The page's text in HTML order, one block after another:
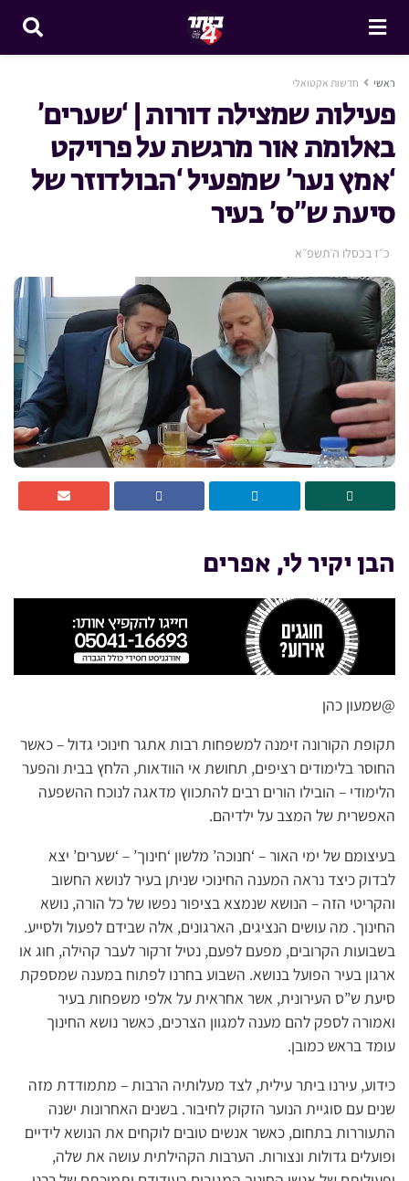
ראשי חדשות אקטואלי
פעילות שמצילה דורות | ‘שערים’
באלומת אור מרגשת על פרויקט
‘אמץ נער’ שמפעיל ‘הבולדוזר של
סיעת ש”ס’ בעיר
כ״ז בכסלו ה׳תשפ״א
הבן יקיר לי, אפרים
@שמעון כהן
תקופת הקורונה זימנה למשפחות רבות אתגר חינוכי גדול – כאשר
החוסר בלימודים רציפים, תחושת אי הוודאות, הלחץ בבית והפער
הלימודי – הובילו הורים רבים להתכווץ מדאגה לנוכח ההשפעה
האפשרית של המצב על ילדיהם.
בעיצומם של ימי האור – ‘חנוכה’ מלשון ‘חינוך’ – ‘שערים’ יצא
לבדוק כיצד נראה המענה החינוכי שניתן בעיר לנושא החשוב
והקריטי הזה – הנושא שנמצא בציפור נפשו של כל הורה, נושא
החינוך. מה עושים הנציגים, הארגונים, אלה שבידם לפעול ולסייע.
בשבועות הקרובים, מפעם לפעם, נטיל זרקור לעבר קהילה, חוג או
ארגון בעיר הפועל בנושא. השבוע בחרנו לפתוח במענה שמספקת
סיעת ש”ס העירונית, אשר אחראית על אלפי משפחות בעיר
ואמורה לספק להם מענה למגוון הצרכים, כאשר נושא החינוך
עומד בראש כמובן.
כידוע, עירנו ביתר עילית, לצד מעלותיה הרבות – מתמודדת מזה
שנים עם סוגיית הנוער הזקוק לחיבור. בשנים האחרונות ישנה
התעוררות בתחום, כאשר אנשים טובים לוקחים את הנושא לידיים
ופועלים גדולות ונצורות. הערבות הקהילתית עושה את שלה,